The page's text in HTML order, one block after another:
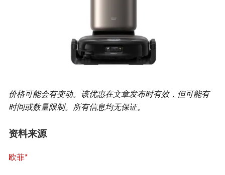
价格可能会有变动。该优惠在文章发布时有效，但可能有
时间或数量限制。所有信息均无保证。
资料来源
欧菲